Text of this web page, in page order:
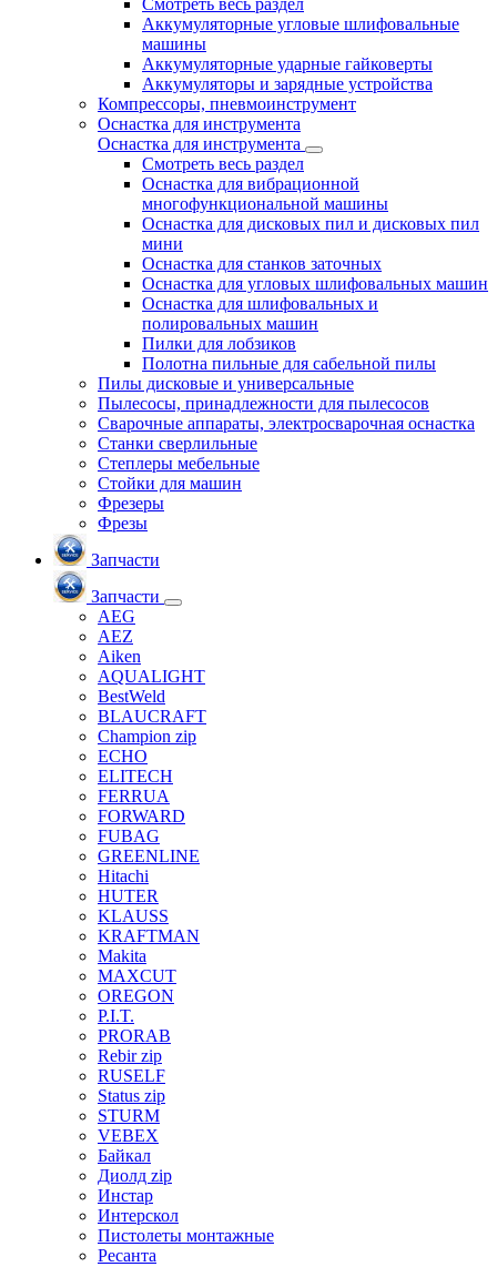
Смотреть весь раздел
Аккумуляторные угловые шлифовальные
машины
Аккумуляторные ударные гайковерты
Аккумуляторы и зарядные устройства
Компрессоры, пневмоинструмент
Оснастка для инструмента
Оснастка для инструмента
Смотреть весь раздел
Оснастка для вибрационной
многофункциональной машины
Оснастка для дисковых пил и дисковых пил
мини
Оснастка для станков заточных
Оснастка для угловых шлифовальных машин
Оснастка для шлифовальных и
полировальных машин
Пилки для лобзиков
Полотна пильные для сабельной пилы
Пилы дисковые и универсальные
Пылесосы, принадлежности для пылесосов
Сварочные аппараты, электросварочная оснастка
Станки сверлильные
Степлеры мебельные
Стойки для машин
Фрезеры
Фрезы
Запчасти
Запчасти
AEG
AEZ
Aiken
AQUALIGHT
BestWeld
BLAUCRAFT
Champion zip
ECHO
ELITECH
FERRUA
FORWARD
FUBAG
GREENLINE
Hitachi
HUTER
KLAUSS
KRAFTMAN
Makita
MAXCUT
OREGON
P.I.T.
PRORAB
Rebir zip
RUSELF
Status zip
STURM
VEBEX
Байкал
Диолд zip
Инстар
Интерскол
Пистолеты монтажные
Ресанта